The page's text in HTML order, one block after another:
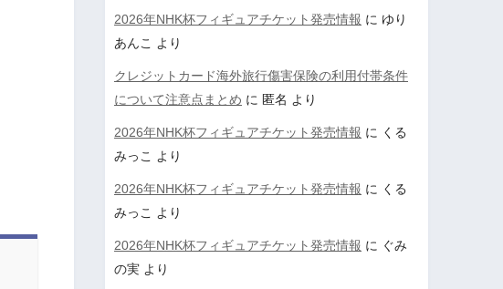
2026年NHK杯フィギュアチケット発売情報 に ゆり
あんこ より
クレジットカード海外旅行傷害保険の利用付帯条件
について注意点まとめ に 匿名 より
2026年NHK杯フィギュアチケット発売情報 に くる
みっこ より
2026年NHK杯フィギュアチケット発売情報 に くる
みっこ より
2026年NHK杯フィギュアチケット発売情報 に ぐみ
の実 より